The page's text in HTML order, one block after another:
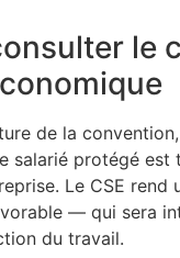
le
de la
salarié protégé est
Le CSE
— qui sera
du travail.